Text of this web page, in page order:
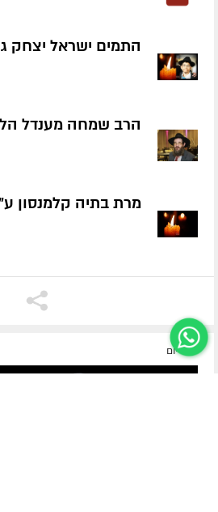
התמים ישראל יצחק
הרב שמחה מענדל
מרת בתיה קלמנסון
לפני יום